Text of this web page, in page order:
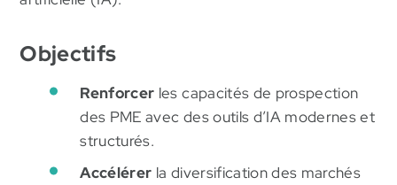
Objectifs
Renforcer les capacités de prospection
des PME avec des outils d’IA modernes et
structurés.
Accélérer la diversification des marchés